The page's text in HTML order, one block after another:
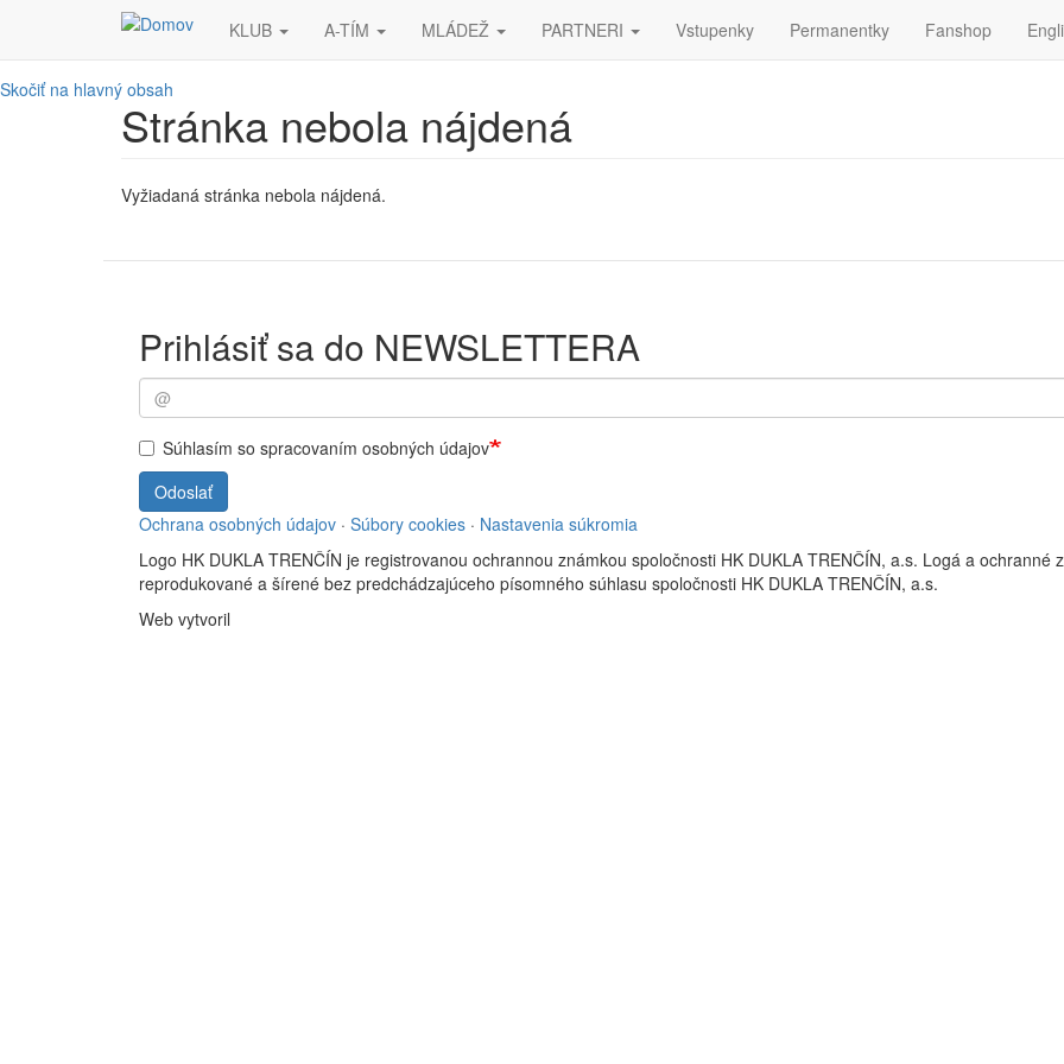
Skočiť na hlavný obsah
KLUB A-TÍM MLÁDEŽ PARTNERI Vstupenky Permanentky Fanshop
Stránka nebola nájdená
Vyžiadaná stránka nebola nájdená.
Prihlásiť sa do NEWSLETTERA
Súhlasím so spracovaním osobných údajov
Odoslať
Ochrana osobných údajov · Súbory cookies · Nastavenia súkromia
Logo HK DUKLA TRENČÍN je registrovanou ochrannou známkou spoločnosti HK DUKLA TRENČÍN, a.s. Logá a ochranné
reprodukované a šírené bez predchádzajúceho písomného súhlasu spoločnosti HK DUKLA TRENČÍN, a.s.
Web vytvoril